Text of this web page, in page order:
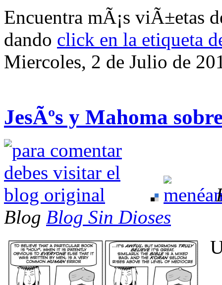
Encuentra mÃ¡s viÃ±etas
dando click en la etiqueta
Miercoles, 2 de Julio de
JesÃºs y Mahoma
Blog Blog Sin Dioses